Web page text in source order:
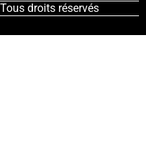
droits réservés